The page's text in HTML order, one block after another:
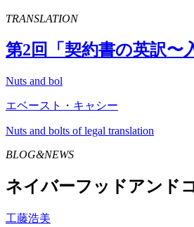
TRANSLATION
第2回「契約書の英訳〜
Nuts and bol
エベースト・キャシー
Nuts and bolts of legal translation
BLOG&NEWS
ネイバーフッドアンド
工藤浩美